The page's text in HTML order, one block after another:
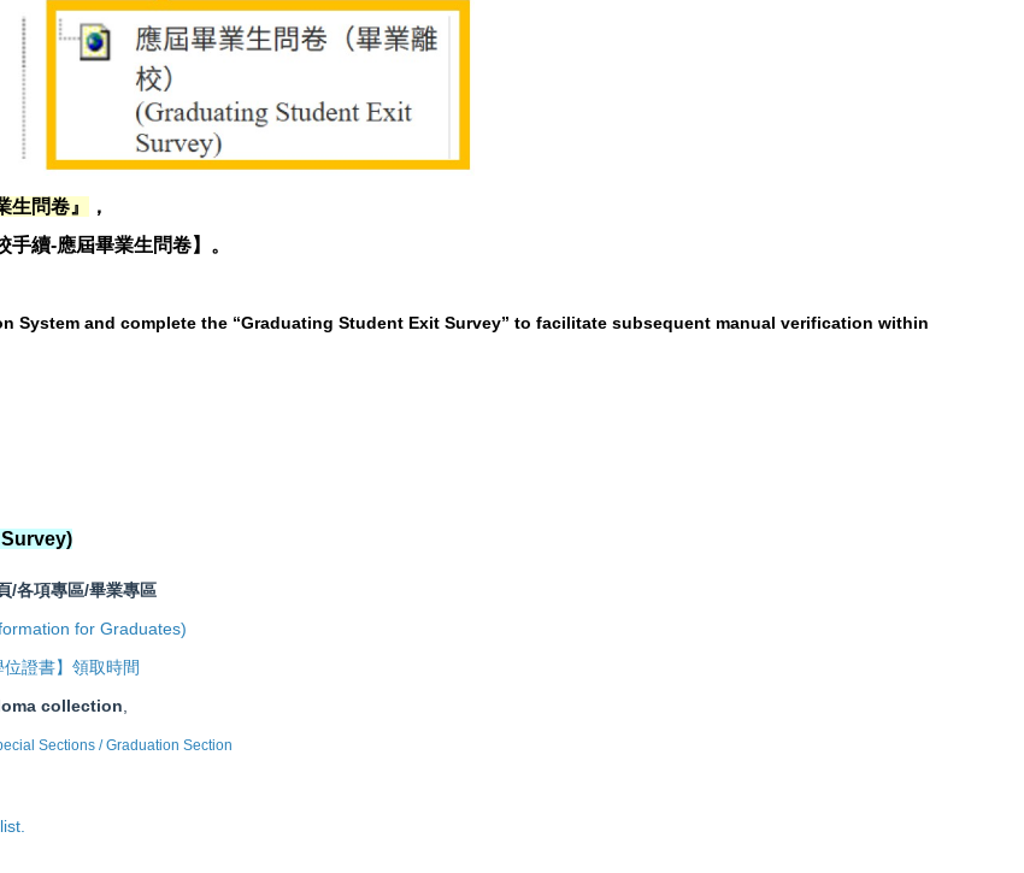
生問卷』
，
續-應屆畢業生問卷】。
and complete the “Graduating Student Exit Survey” to facilitate subsequent manual verification within
/各項專區/畢業專區
for Graduates)
證書】領取時間
collection,
Sections / Graduation Section